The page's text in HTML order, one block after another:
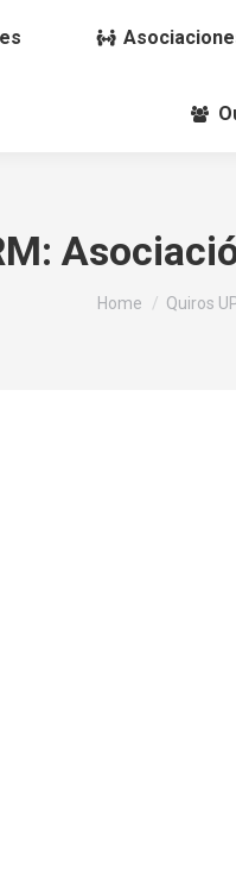
You are here:
Home Quiros